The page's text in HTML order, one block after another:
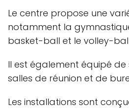
Le centre propose une
notamment la
basket-ball et le volley-
Il est également équipé
salles de réunion et de
Les installations sont